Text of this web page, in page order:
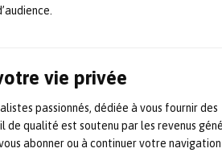
vie privée
passionnés, dédiée à vous fournir des
qualité est soutenu par les revenus
abonner ou à continuer votre navigation
pièces et sous-ensembles
qualité.
métrologie intervient à
défaut. Les solutions